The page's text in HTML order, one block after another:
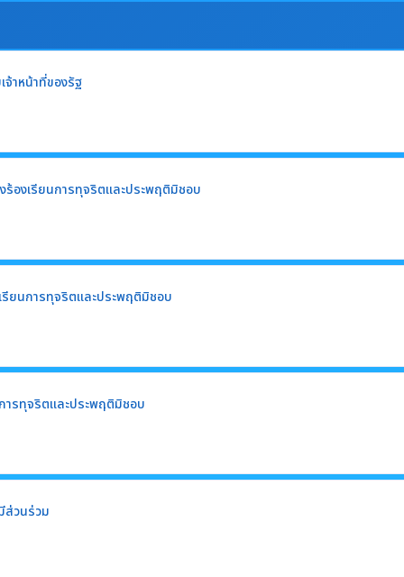
าหน้าที่ของรัฐ
ร้องเรียนการทุจริตและประพฤติมิชอบ
รียนการทุจริตและประพฤติมิชอบ
ารทุจริตและประพฤติมิชอบ
ส่วนร่วม